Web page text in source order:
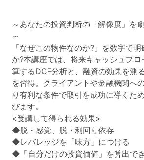
～あなたの投資判断の「解像度」を
～
「なぜこの物件なのか?」を数字で
か?本講座では、将来キャッシュフロ
算するDCF分析と、融資の効果を測
を習得。クライアントや金融機関へ
り有利な条件で取引を成功に導くた
びます。
<受講して得られる効果>
◆脱・感覚、脱・利回り依存
◆レバレッジを「味方」につける
◆「自分だけの投資価値」を算出で